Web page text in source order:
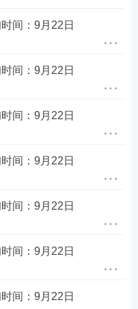
间：9月22日
间：9月22日
间：9月22日
间：9月22日
间：9月22日
间：9月22日
间：9月22日